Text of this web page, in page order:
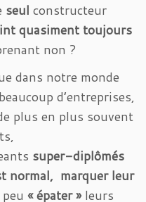
seul constructeur
quasiment toujours
non ?
dans notre monde
d’entreprises,
plus en plus souvent
super-diplômés
normal, marquer leur
« épater »leurs